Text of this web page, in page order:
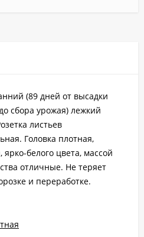
(89 дней от высадки
сбора урожая) лежкий
листьев
Головка плотная,
ярко-белого цвета, массой
отличные. Не теряет
и переработке.